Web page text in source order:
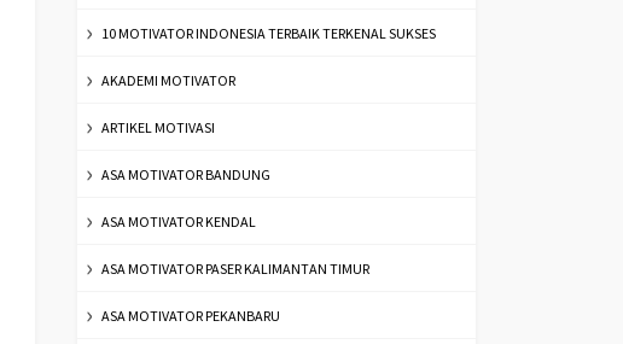
10 MOTIVATOR INDONESIA TERBAIK TERKENAL SUKSES
AKADEMI MOTIVATOR
ARTIKEL MOTIVASI
ASA MOTIVATOR BANDUNG
ASA MOTIVATOR KENDAL
ASA MOTIVATOR PASER KALIMANTAN TIMUR
ASA MOTIVATOR PEKANBARU